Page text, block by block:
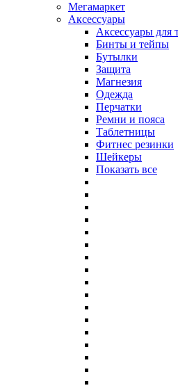
Мегамаркет
Аксессуары
Аксессуары для
Бинты и тейпы
Бутылки
Защита
Магнезия
Одежда
Перчатки
Ремни и пояса
Таблетницы
Фитнес резинки
Шейкеры
Показать все